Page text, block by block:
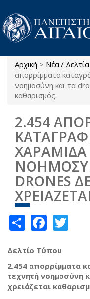
Παράκαμψη προς το
Είστε εδώ
Αρχική > Νέα /
απορρίμματα
νοημοσύνη και τα
καθαρισμός.
2.454
DRONES
Share
Δελτίο Τύπου
2.454 απορρίμματα
τεχνητή νοημοσύνη
χρειάζεται